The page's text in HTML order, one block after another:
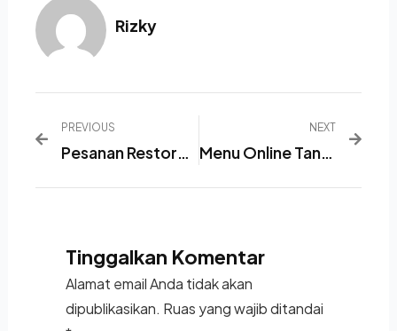
Rizky
PREVIOUS
Pesanan Restoran Sering Salah Dan Sulit Analisis Penjualan? Ini Solusi Digital Untuk Bisnis Kuliner
NEXT
Menu Online Tanpa Aplikasi- Praktis Untuk Bisnis Kuliner
Tinggalkan Komentar
Alamat email Anda tidak akan
dipublikasikan. Ruas yang wajib ditandai